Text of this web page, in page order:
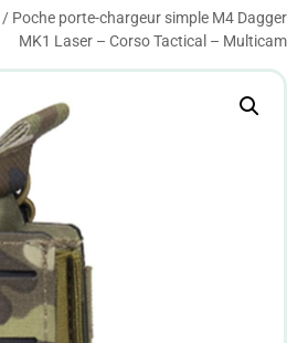
/ Poche porte-chargeur simple M4 Dagger
MK1 Laser – Corso Tactical – Multicam